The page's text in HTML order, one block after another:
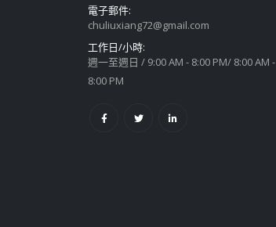
電子郵件:
chuliuxiang72@gmail.com
工作日/小時:
週一至週日 / 9:00 AM - 8:00 PM/ 8:00 AM -
8:00 PM